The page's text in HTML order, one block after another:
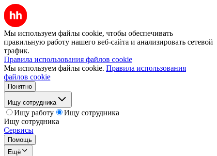
Мы используем файлы cookie, чтобы обеспечивать
правильную работу нашего веб-сайта и анализировать сетевой
трафик.
Правила использования файлов cookie
Мы используем файлы cookie. Правила использования
файлов cookie
Понятно
Ищу сотрудника
Ищу работу
Ищу сотрудника
Ищу сотрудника
Сервисы
Помощь
Ещё